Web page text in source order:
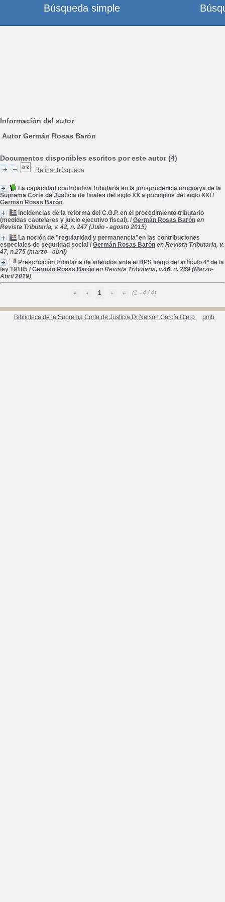
Información del autor
Autor Germán Rosas Barón
Documentos disponibles escritos por este autor (4)
Refinar búsqueda
La capacidad contributiva tributaria en la jurisprudencia uruguaya de la
Suprema Corte de Justicia de finales del siglo XX a principios del siglo XXI /
Germán Rosas Barón
Incidencias de la reforma del C.G.P. en el procedimiento tributario
(medidas cautelares y juicio ejecutivo fiscal). / Germán Rosas Barón en
Revista Tributaria, v. 42, n. 247 (Julio - agosto 2015)
La noción de "regularidad y permanencia"en las contribuciones
especiales de seguridad social / Germán Rosas Barón en Revista Tributaria, v.
47, n.275 (marzo - abril)
Prescripción tributaria de adeudos ante el BPS luego del artículo 4º de la
ley 19185 / Germán Rosas Barón en Revista Tributaria, v.46, n. 269 (Marzo-
Abril 2019)
1 (1 - 4 / 4)
Biblioteca de la Suprema Corte de Justicia Dr.Nelson García Otero pmb
Búsqueda simple